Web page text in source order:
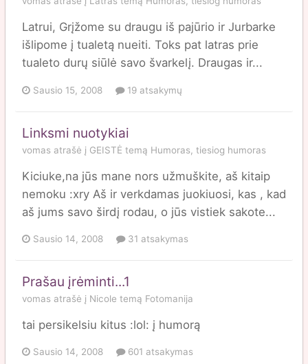
Latrui, Grįžome su draugu iš pajūrio ir Jurbarke
išlipome į tualetą nueiti. Toks pat latras prie
tualeto durų siūlė savo švarkelį. Draugas ir...
Sausio 15, 2008 19 atsakymų
Linksmi nuotykiai
vomas atrašė į GEISTĖ temą Humoras, tiesiog humoras
Kiciuke,na jūs mane nors užmuškite, aš kitaip
nemoku :xry Aš ir verkdamas juokiuosi, kas , kad
aš jums savo širdį rodau, o jūs vistiek sakote...
Sausio 14, 2008 31 atsakymas
Prašau įrėminti...1
vomas atrašė į Nicole temą Fotomanija
tai persikelsiu kitus :lol: į humorą
Sausio 14, 2008 601 atsakymas